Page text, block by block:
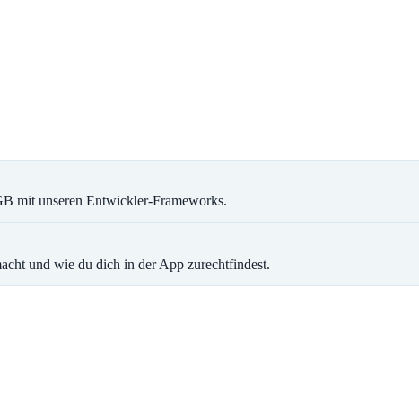
mit unseren Entwickler-Frameworks.
und wie du dich in der App zurechtfindest.